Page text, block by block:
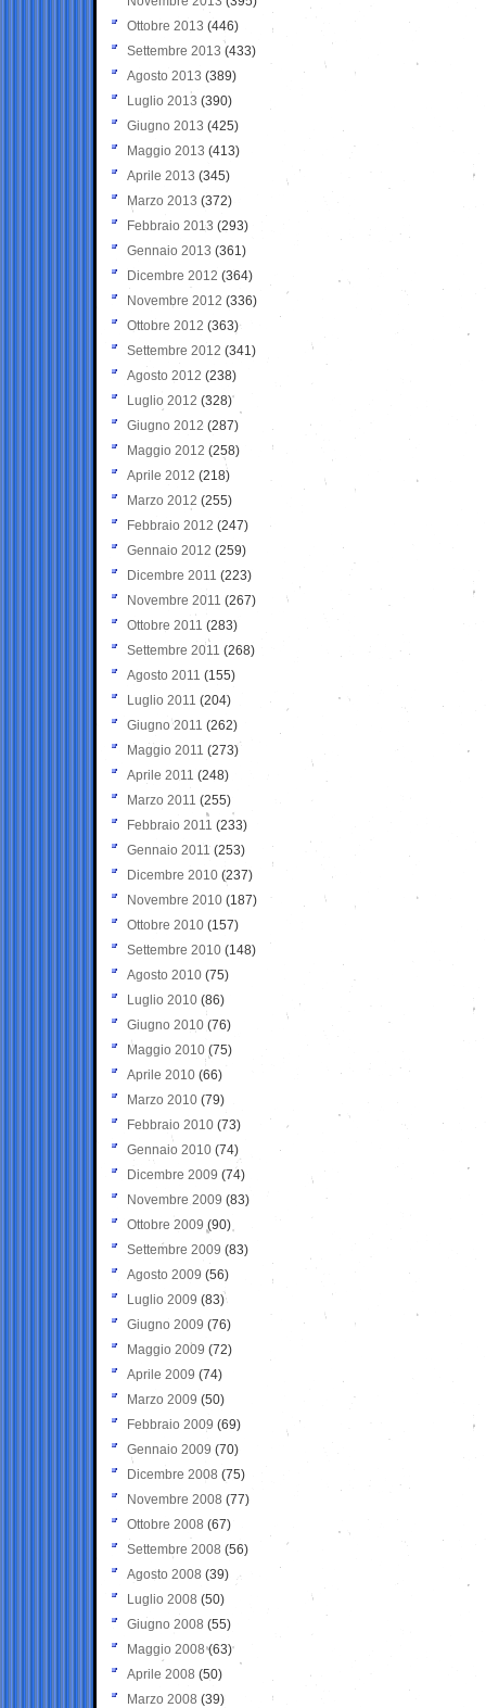
Ottobre 2013 (446)
Settembre 2013 (433)
Agosto 2013 (389)
Luglio 2013 (390)
Giugno 2013 (425)
Maggio 2013 (413)
Aprile 2013 (345)
Marzo 2013 (372)
Febbraio 2013 (293)
Gennaio 2013 (361)
Dicembre 2012 (364)
Novembre 2012 (336)
Ottobre 2012 (363)
Settembre 2012 (341)
Agosto 2012 (238)
Luglio 2012 (328)
Giugno 2012 (287)
Maggio 2012 (258)
Aprile 2012 (218)
Marzo 2012 (255)
Febbraio 2012 (247)
Gennaio 2012 (259)
Dicembre 2011 (223)
Novembre 2011 (267)
Ottobre 2011 (283)
Settembre 2011 (268)
Agosto 2011 (155)
Luglio 2011 (204)
Giugno 2011 (262)
Maggio 2011 (273)
Aprile 2011 (248)
Marzo 2011 (255)
Febbraio 2011 (233)
Gennaio 2011 (253)
Dicembre 2010 (237)
Novembre 2010 (187)
Ottobre 2010 (157)
Settembre 2010 (148)
Agosto 2010 (75)
Luglio 2010 (86)
Giugno 2010 (76)
Maggio 2010 (75)
Aprile 2010 (66)
Marzo 2010 (79)
Febbraio 2010 (73)
Gennaio 2010 (74)
Dicembre 2009 (74)
Novembre 2009 (83)
Ottobre 2009 (90)
Settembre 2009 (83)
Agosto 2009 (56)
Luglio 2009 (83)
Giugno 2009 (76)
Maggio 2009 (72)
Aprile 2009 (74)
Marzo 2009 (50)
Febbraio 2009 (69)
Gennaio 2009 (70)
Dicembre 2008 (75)
Novembre 2008 (77)
Ottobre 2008 (67)
Settembre 2008 (56)
Agosto 2008 (39)
Luglio 2008 (50)
Giugno 2008 (55)
Maggio 2008(63)
Aprile 2008 (50)
Marzo 2008 (39)